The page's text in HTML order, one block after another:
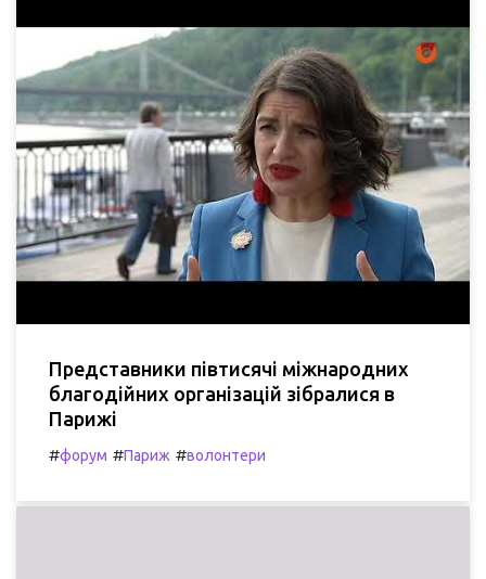
Представники півтисячі міжнародних
благодійних організацій зібралися в
Парижі
#форум #Париж #волонтери